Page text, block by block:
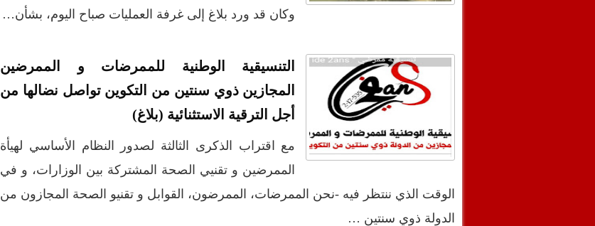
وكان قد ورد بلاغ إلى غرفة العمليات صباح اليوم، بشأن…
التنسيقية الوطنية للممرضات و الممرضين
المجازين ذوي سنتين من التكوين تواصل نضالها من
أجل الترقية الاستثنائية (بلاغ)
مع اقتراب الذكرى الثالثة لصدور النظام الأساسي لهيأة
الممرضين و تقنيي الصحة المشتركة بين الوزارات، و في
الوقت الذي ننتظر فيه -نحن الممرضات، الممرضون، القوابل و تقنيو الصحة المجازون من
الدولة ذوي سنتين …